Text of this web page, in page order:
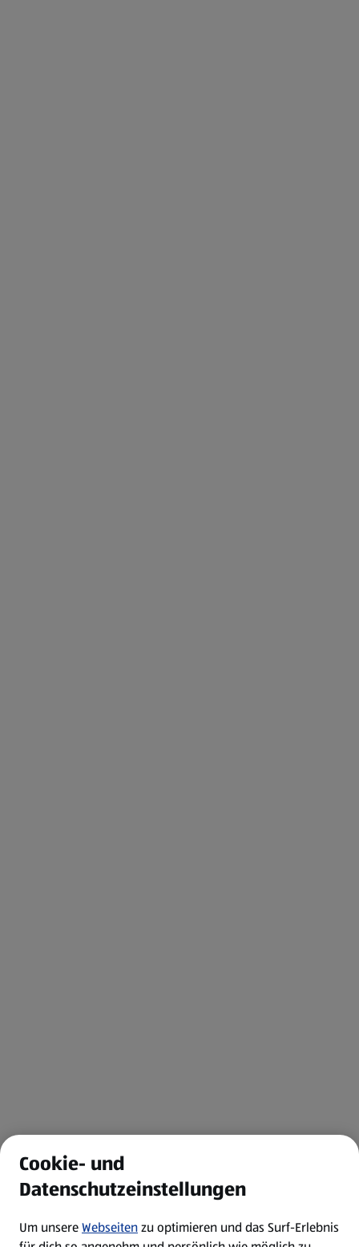
Cookie- und
Datenschutzeinstellungen
Um unsereWebseitenzu optimieren und das Surf-Erlebnis